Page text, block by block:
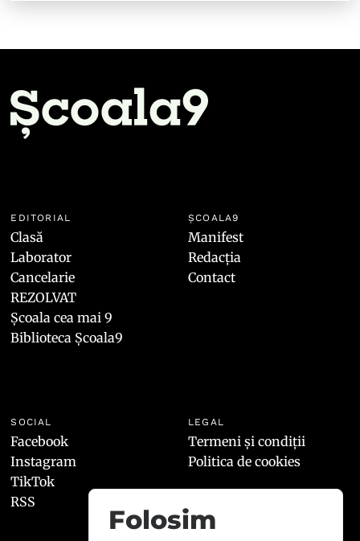
EDITORIAL
Clasă
Laborator
Cancelarie
REZOLVAT
Școala cea mai 9
Biblioteca Școala9
ȘCOALA9
Manifest
Redacția
Contact
SOCIAL
Facebook
Instagram
TikTok
RSS
LEGAL
Termeni și condiții
Politica de cookies
Folosim